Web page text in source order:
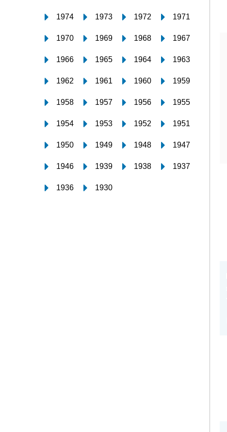
1974 1973 1972 1971
1970 1969 1968 1967
1966 1965 1964 1963
1962 1961 1960 1959
1958 1957 1956 1955
1954 1953 1952 1951
1950 1949 1948 1947
1946 1939 1938 1937
1936 1930